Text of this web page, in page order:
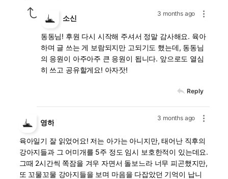
3 months ago
소신
동동님! 후원 다시 시작해 주셔서 정말 감사해요. 육아
하며 글 쓰는 게 보람되지만 고되기도 했는데, 동동님
의 응원이 아주아주 큰 응원이 됩니다. 앞으로도 열심
히 쓰고 공유할게요! 아자잣!
Reply
3 months ago
영하
육아일기 잘 읽었어요! 저는 아가는 아니지만, 태어난 직후의
강아지들과 그 어미개를 5주 정도 임시 보호한적이 있는데요.
그때 2시간씩 쪽잠을 겨우 자면서 돌보느라 너무 피곤했지만,
또 꼬물꼬물 강아지들을 보며 마음을 다잡았던 기억이 납니